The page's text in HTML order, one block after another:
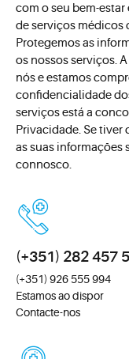
com o seu bem-estar
de serviços médicos
Protegemos as
os nossos serviços.
nós e estamos
confidencialidade
serviços está a
Privacidade. Se
as suas informações
connosco.
(+351) 282 457
(+351) 926 555 994
Estamos ao dispor
Contacte-nos